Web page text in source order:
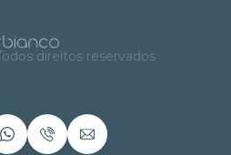
direitos reservados